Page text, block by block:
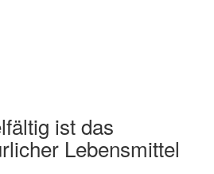
ist das
Lebensmittel